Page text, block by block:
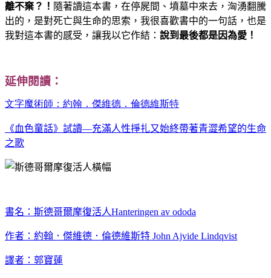
離不棄？！ 隨著讀這本書，在停屍間、墳墓中來去，洶湧翻騰
出的，是對死亡與生命的思索，我很喜歡書中的一句話，也是
我對這本書的感受，讓我以它作結： 說到最後都是因為愛！
延伸閱讀：
文字魔術師：約翰．傑維德．倫德維斯特
《血色童話》試讀—充滿人性掙扎又始終帶著青澀希望的生命
之歌
書名：斯德哥爾摩復活人Hanteringen av ododa
作者：約翰．傑維德．倫德維斯特 John Ajvide Lindqvist
譯者：郭寶蓮